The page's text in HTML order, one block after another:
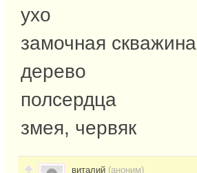
ухо
замочная скважина
дерево
полсердца
змея, червяк
виталий (аноним)